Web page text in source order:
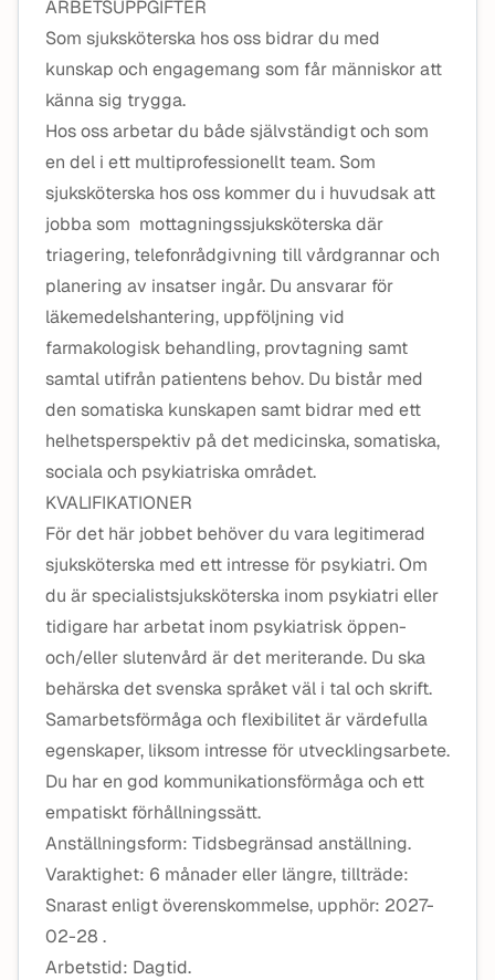
ARBETSUPPGIFTER
Som sjuksköterska hos oss bidrar du med
kunskap och engagemang som får människor att
känna sig trygga.
Hos oss arbetar du både självständigt och som
en del i ett multiprofessionellt team. Som
sjuksköterska hos oss kommer du i huvudsak att
jobba som mottagningssjuksköterska där
triagering, telefonrådgivning till vårdgrannar och
planering av insatser ingår. Du ansvarar för
läkemedelshantering, uppföljning vid
farmakologisk behandling, provtagning samt
samtal utifrån patientens behov. Du bistår med
den somatiska kunskapen samt bidrar med ett
helhetsperspektiv på det medicinska, somatiska,
sociala och psykiatriska området.
KVALIFIKATIONER
För det här jobbet behöver du vara legitimerad
sjuksköterska med ett intresse för psykiatri. Om
du är specialistsjuksköterska inom psykiatri eller
tidigare har arbetat inom psykiatrisk öppen-
och/eller slutenvård är det meriterande. Du ska
behärska det svenska språket väl i tal och skrift.
Samarbetsförmåga och flexibilitet är värdefulla
egenskaper, liksom intresse för utvecklingsarbete.
Du har en god kommunikationsförmåga och ett
empatiskt förhållningssätt.
Anställningsform: Tidsbegränsad anställning.
Varaktighet: 6 månader eller längre, tillträde:
Snarast enligt överenskommelse, upphör: 2027-
02-28 .
Arbetstid: Dagtid.